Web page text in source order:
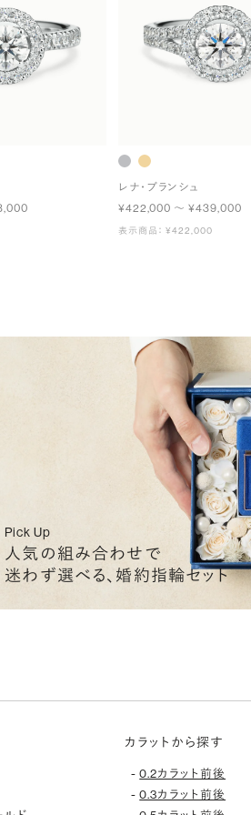
レナ・ブランシュ
¥422,000 〜 ¥439,000
表示商品： ¥422,000
Pick Up
人気の組み合わせで
迷わず選べる、婚約指輪セット
カラットから探す
-0.2カラット前後
-0.3カラット前後